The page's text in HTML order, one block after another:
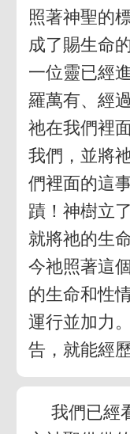
照著神聖的
成了賜生命
一位靈已經
羅萬有、經
祂在我們裡
我們，並將
們裡面的這
蹟！神樹立
就將祂的生
今祂照著這
的生命和性
運行並加力
告，就能經
我們已經